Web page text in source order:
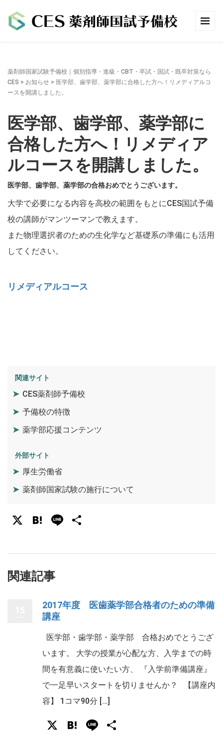
薬剤師国家試験予備校｜個別指導・進級・CBT・卒試・国試・既卒対策なら
CES > お知らせ > 医学部、歯学部、薬学部に合格した方へ！リメディアルコ
ースを開講しました。
医学部、歯学部、薬学部に
合格した方へ！リメディア
ルコースを開講しました。
医学部、歯学部、薬学部の合格おめでとうございます。
大学で必要になる内容を高校の範囲をもとにCES国試予備
校の講師がマンツーマンで教えます。
また物理選択者のための生化学など基礎系の準備にも活用
してください。
リメディアルコース
関連サイト
CES薬剤師予備校
予備校の特徴
薬学部応援コンテンツ
外部サイト
厚生労働省
薬剤師国家試験の施行について
X Hatena
Line
関連記事
2017年度 医歯薬学部合格者のための準備
講座
医学部・歯学部・薬学部 合格おめでとうござ
います。 大学の授業が心配な方、入学までの時
間を有意義に使いたい方、 『入学前準備講座』
で一足早いスタートを切りませんか？ 【講座内
容】 1コマ90分 […]
X Hatena
Line